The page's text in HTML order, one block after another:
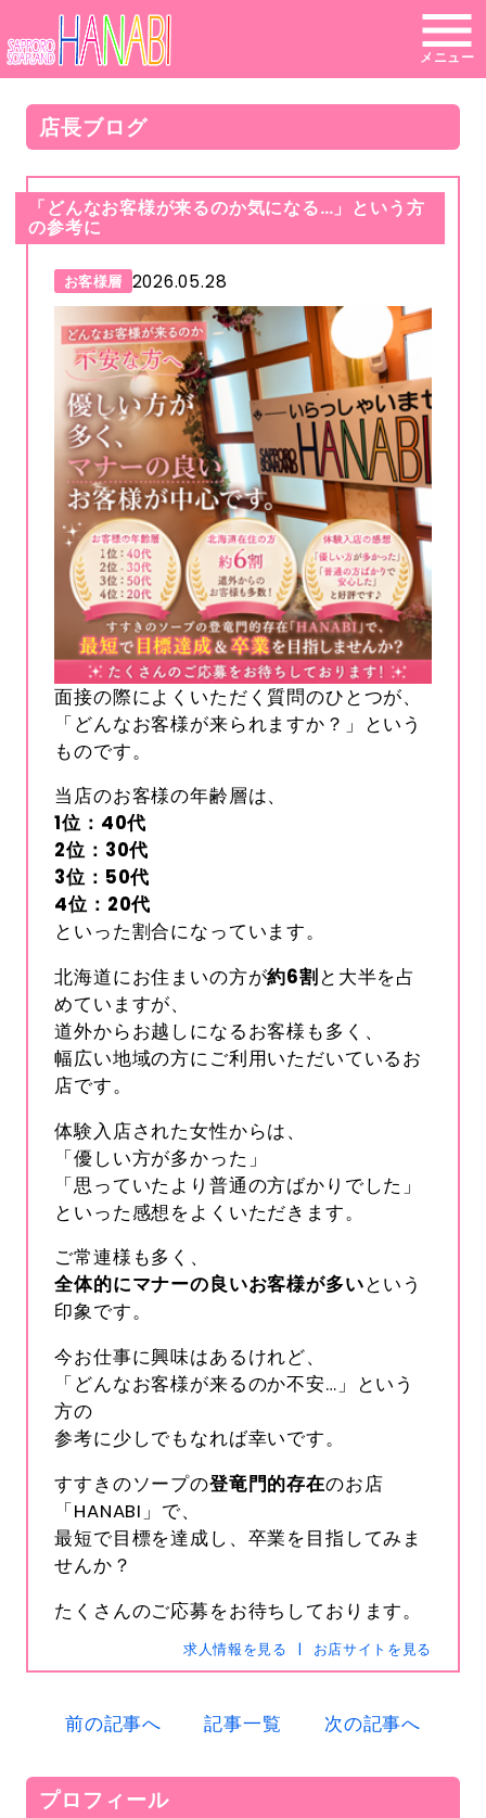
メニュー
SNSIDs-hanabi
メール
s-hanabi@docomo.ne.jp
店長ブログ
プロフィール
「どんなお客様が来るのか気になる…」という方
の参考に
お客様層 2026.05.28
面接の際によくいただく質問のひとつが、
「どんなお客様が来られますか？」という
ものです。
当店のお客様の年齢層は、
1位： 40代
2位： 30代
3位： 50代
4位： 20代
といった割合になっています。
北海道にお住まいの方が約6割と大半を占
めていますが、
道外からお越しになるお客様も多く、
幅広い地域の方にご利用いただいているお
店です。
体験入店された女性からは、
「優しい方が多かった」
「思っていたより普通の方ばかりでした」
といった感想をよくいただきます。
ご常連様も多く、
全体的にマナーの良いお客様が多いという
印象です。
今お仕事に興味はあるけれど、
「どんなお客様が来るのか不安…」という
方の
参考に少しでもなれば幸いです。
すすきのソープの登竜門的存在のお店
「HANABI」で、
最短で目標を達成し、卒業を目指してみま
せんか？
たくさんのご応募をお待ちしております。
求人情報を見る お店サイトを見る
前の記事へ 記事一覧 次の記事へ